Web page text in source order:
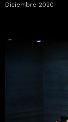
Diciembre 2020